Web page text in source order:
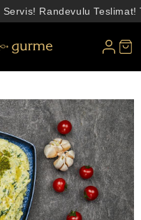
Randevulu